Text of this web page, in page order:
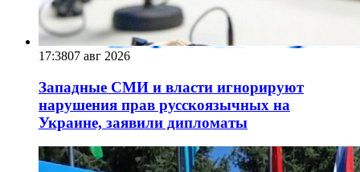
17:3807 авг 2026
Западные СМИ и власти игнорируют
нарушения прав русскоязычных на
Украине, заявили дипломаты